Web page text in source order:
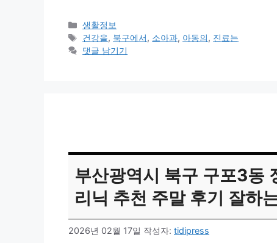
카
테
고
생활정보
태
그
건강을, 북구에서, 소아과, 아동의, 진료는
댓글 남기기
부산광역시 북구 구포3동
리닉 추천 주말 후기 잘하
2026년 02월 17일 작성자: tidipress